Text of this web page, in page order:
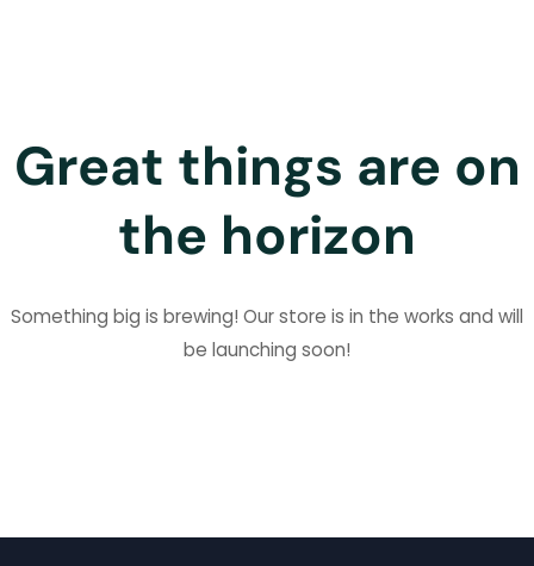
Great things are on
the horizon
Something big is brewing! Our store is in the works and will
be launching soon!